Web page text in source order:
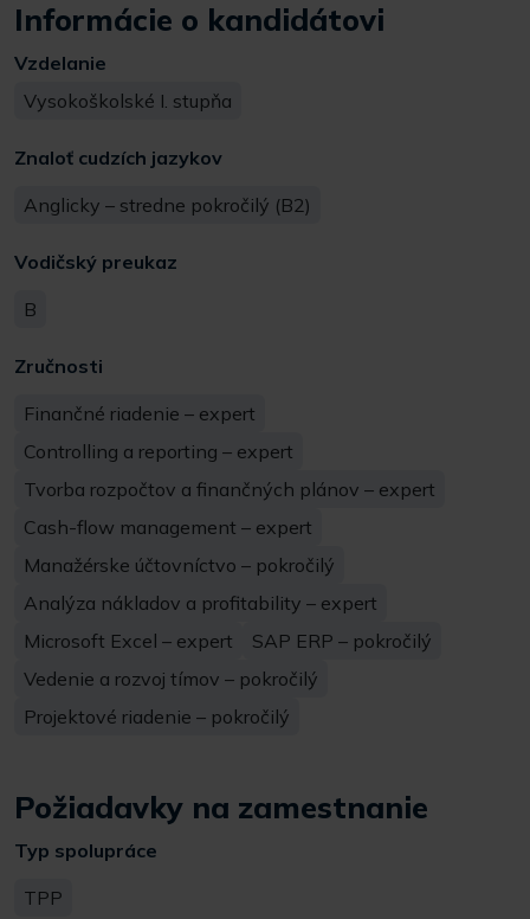
Informácie o kandidátovi
Vzdelanie
Vysokoškolské I. stupňa
Znaloť cudzích jazykov
Anglicky – stredne pokročilý (B2)
Vodičský preukaz
B
Zručnosti
Finančné riadenie – expert
Controlling a reporting – expert
Tvorba rozpočtov a finančných plánov – expert
Cash-flow management – expert
Manažérske účtovníctvo – pokročilý
Analýza nákladov a profitability – expert
Microsoft Excel – expert
SAP ERP – pokročilý
Vedenie a rozvoj tímov – pokročilý
Projektové riadenie – pokročilý
Požiadavky na zamestnanie
Typ spolupráce
TPP